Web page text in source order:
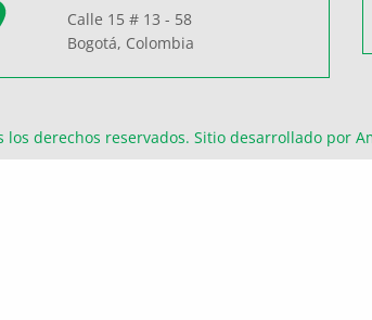
Calle 15 # 13 - 58
Bogotá, Colombia
los derechos reservados. Sitio desarrollado por